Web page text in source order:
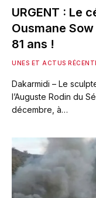
URGENT : Le
Ousmane
81 ans !
UNES ET ACTUS
Dakarmidi – Le
l’Auguste Rodin du
décembre, à…